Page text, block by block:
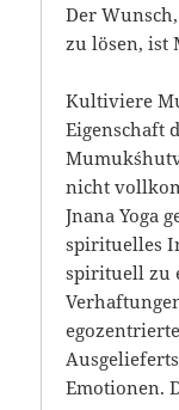
Der
zu lösen, ist
Kultiviere
Eigenschaft
nicht
Jnana Yoga
spirituelles
spirituell zu
Emotionen.